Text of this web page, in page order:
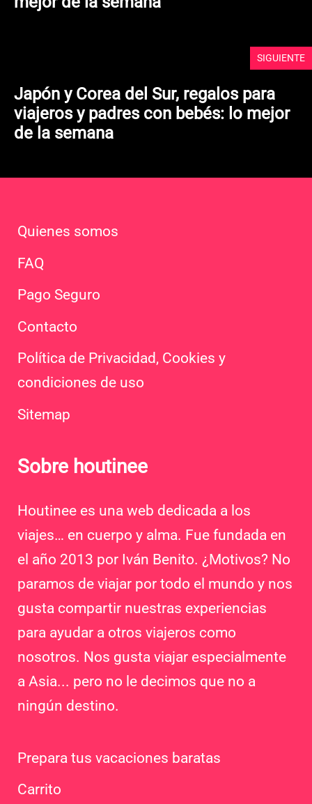
SIGUIENTE
Japón y Corea del Sur, regalos para
viajeros y padres con bebés: lo mejor
de la semana
Quienes somos
FAQ
Pago Seguro
Contacto
Política de Privacidad, Cookies y
condiciones de uso
Sitemap
Sobre houtinee
Houtinee es una web dedicada a los
viajes… en cuerpo y alma. Fue fundada en
el año 2013 por Iván Benito. ¿Motivos? No
paramos de viajar por todo el mundo y nos
gusta compartir nuestras experiencias
para ayudar a otros viajeros como
nosotros. Nos gusta viajar especialmente
a Asia... pero no le decimos que no a
ningún destino.
Prepara tus vacaciones baratas
Carrito